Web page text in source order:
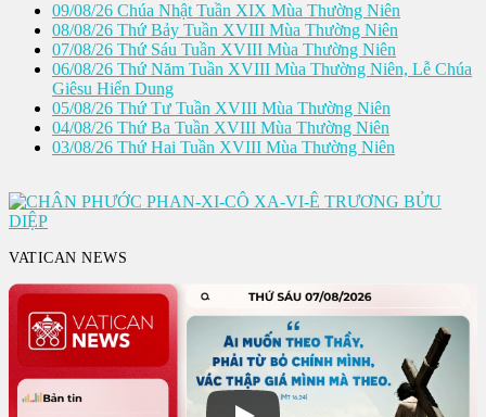
09/08/26 Chúa Nhật Tuần XIX Mùa Thường Niên
08/08/26 Thứ Bảy Tuần XVIII Mùa Thường Niên
07/08/26 Thứ Sáu Tuần XVIII Mùa Thường Niên
06/08/26 Thứ Năm Tuần XVIII Mùa Thường Niên, Lễ Chúa
Giêsu Hiển Dung
05/08/26 Thứ Tư Tuần XVIII Mùa Thường Niên
04/08/26 Thứ Ba Tuần XVIII Mùa Thường Niên
03/08/26 Thứ Hai Tuần XVIII Mùa Thường Niên
VATICAN NEWS